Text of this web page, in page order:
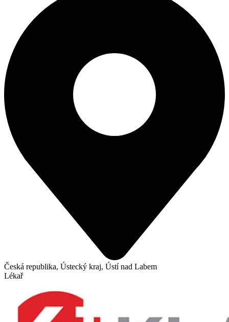
Česká republika, Ústecký kraj, Ústí nad Labem
Lékař